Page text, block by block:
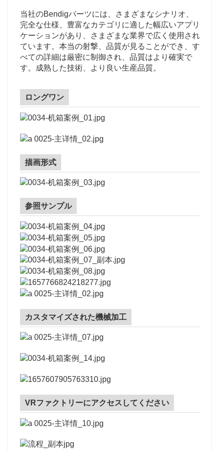
当社のBendigパーツには、さまざまなシナリオ、
完全な仕様、豊富なカテゴリに適した幅広いアプリ
ケーションがあり、さまざまな業界で広く使用され
ています。本当の射撃、品質が見ることができ、す
べての詳細は厳密に制御され、品質はより確実で
す。成熟した技術、より良い生産品質。
ロングワン
描画形式
参照サンプル
カスタマイズされた機械加工
VRファクトリーにアクセスしてください